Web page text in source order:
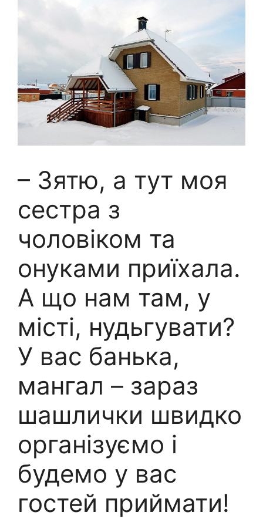
– Зятю, а тут моя
сестра з
чоловіком та
онуками приїхала.
А що нам там, у
місті, нудьгувати?
У вас банька,
мангал – зараз
шашлички швидко
організуємо і
будемо у вас
гостей приймати!